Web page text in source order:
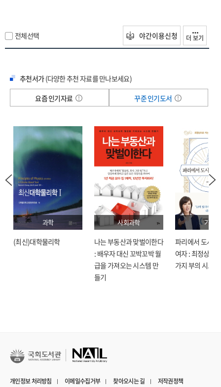
전체선택 야간이용신청 더 보기
추천서가(다양한 추천 자료를 만나보세요)
요즘 인기자료
꾸준 인기도서
과학
(최신)대학물리학
사회과학
나는 부동산과 맞벌이한다
: 배우자 대신 꼬박꼬박 월
급을 가져오는 시스템 만
들기
기술
파리에서 도시락
여자 : 최정상으
가지 부의 시크릿
개인정보 처리방침 이메일수집거부 찾아오시는 길 저작권정책